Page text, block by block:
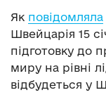
Як повідомляла
Швейцарія 15
підготовку до
миру на рівні
відбудеться у